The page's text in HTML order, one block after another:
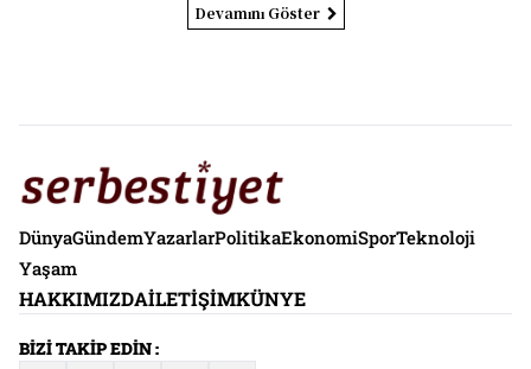
Devamını Göster
DünyaGündemYazarlarPolitikaEkonomiSporTeknoloji
Yaşam
HAKKIMIZDAİLETIŞIMKÜNYE
BİZİ TAKİP EDİN :